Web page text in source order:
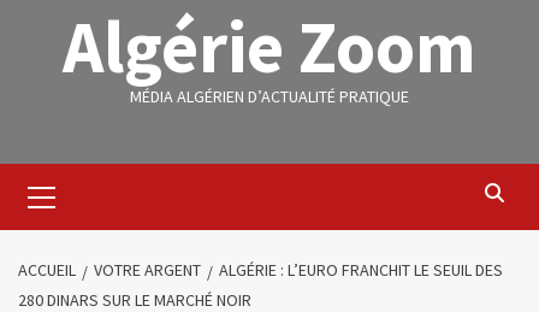
Algérie Zoom
MÉDIA ALGÉRIEN D’ACTUALITÉ PRATIQUE
ACCUEIL VOTRE ARGENT
ALGÉRIE : L’EURO FRANCHIT LE SEUIL DES
280 DINARS SUR LE MARCHÉ NOIR